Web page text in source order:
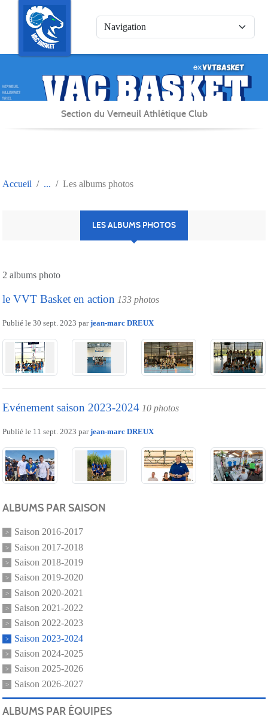
Section du Verneuil Athlétique Club
Accueil Les albums photos
LES ALBUMS PHOTOS
2 albums photo
le VVT Basket en action 133 photos
Publié le 30 sept. 2023 parjean-marc DREUX
Evénement saison 2023-2024 10 photos
Publié le 11 sept. 2023 parjean-marc DREUX
ALBUMS PAR SAISON
Saison 2016-2017
Saison 2017-2018
Saison 2018-2019
Saison 2019-2020
Saison 2020-2021
Saison 2021-2022
Saison 2022-2023
Saison 2023-2024
Saison 2024-2025
Saison 2025-2026
Saison 2026-2027
ALBUMS PAR ÉQUIPES
Panneau de gestion des cookies